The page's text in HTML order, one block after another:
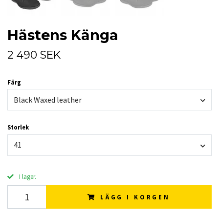
Hästens Känga
2 490 SEK
Färg
Black Waxed leather
Storlek
41
I lager.
LÄGG I KORGEN